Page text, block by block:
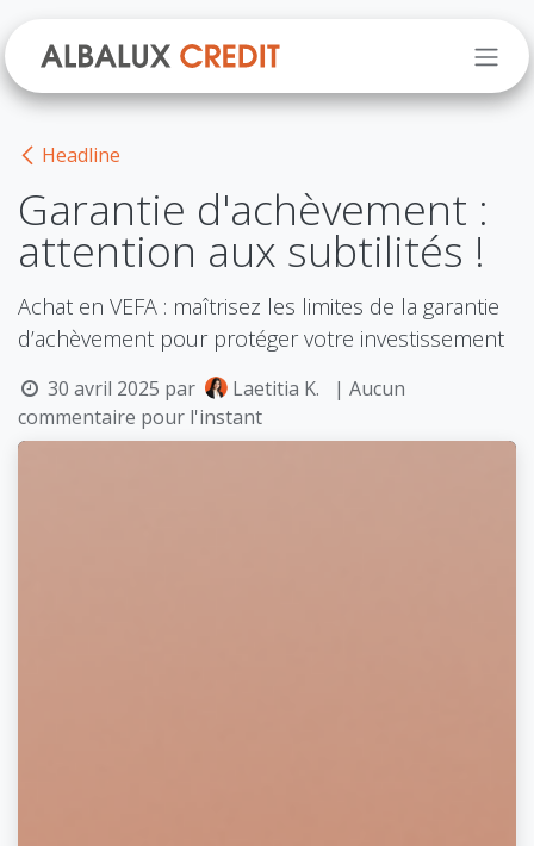
Headline
Garantie d'achèvement :
attention aux subtilités !
Achat en VEFA : maîtrisez les limites de la garantie
d’achèvement pour protéger votre investissement
30 avril 2025 par Laetitia K.
| Aucun
commentaire pour l'instant